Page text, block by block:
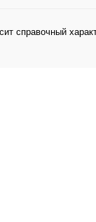
справочный